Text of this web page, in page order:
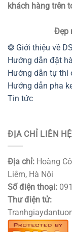
khách hàng trên
❂ Giới thiệu về
Hướng dẫn đặt
Hướng dẫn tự thi
Hướng dẫn pha
Tin tức
ĐỊA CHỈ LIÊN HỆ
Địa chỉ: Hoàng
Liêm, Hà Nội
Số điện thoại:
Thư điện tử: